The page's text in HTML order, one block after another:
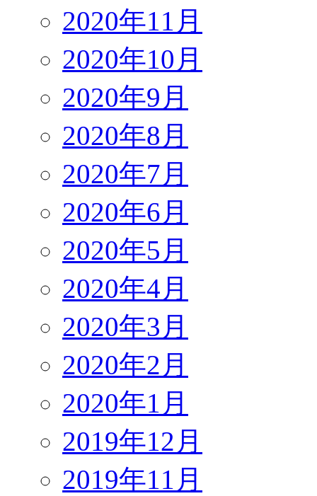
2020年11月
2020年10月
2020年9月
2020年8月
2020年7月
2020年6月
2020年5月
2020年4月
2020年3月
2020年2月
2020年1月
2019年12月
2019年11月